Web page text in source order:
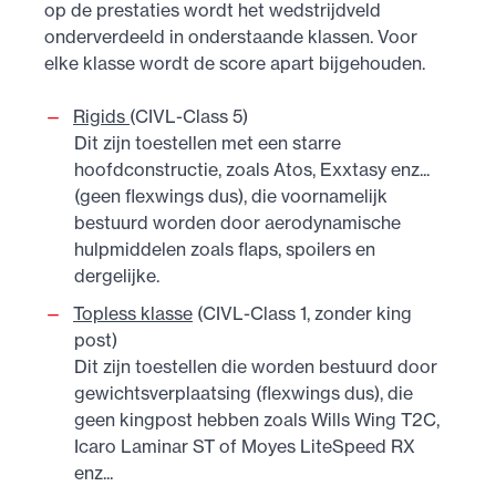
op de prestaties wordt het wedstrijdveld
onderverdeeld in onderstaande klassen. Voor
elke klasse wordt de score apart bijgehouden.
Rigids (CIVL-Class 5)
Dit zijn toestellen met een starre
hoofdconstructie, zoals Atos, Exxtasy enz...
(geen flexwings dus), die voornamelijk
bestuurd worden door aerodynamische
hulpmiddelen zoals flaps, spoilers en
dergelijke.
Topless klasse (CIVL-Class 1, zonder king
post)
Dit zijn toestellen die worden bestuurd door
gewichtsverplaatsing (flexwings dus), die
geen kingpost hebben zoals Wills Wing T2C,
Icaro Laminar ST of Moyes LiteSpeed RX
enz...